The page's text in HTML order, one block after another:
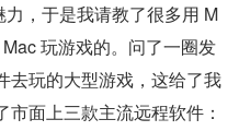
，于是我请教了很多用 M
玩游戏的。问了一圈发
去玩的大型游戏，这给了我
面上三款主流远程软件：